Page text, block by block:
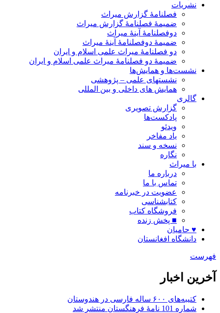
نشریات
فصلنامۀ گزارش میراث
ضمیمۀ فصلنامۀ گزارش میراث
دوفصلنامۀ آینۀ میراث
ضمیمۀ دوفصلنامۀ آینۀ میراث
دو فصلنامۀ میراث علمی اسلام و ایران
ضمیمۀ دو فصلنامۀ میراث علمی اسلام و ایران
نشست‌ها و همایش‌ها
نشستهای علمی – پژوهشی
همایش های داخلی و بین المللی
گالری
گزارش تصویری
پادکست‌ها
ویدئو
یاد مفاخر
نسخه و سند
نگاره
با میراث
درباره ما
تماس با ما
عضویت در خبرنامه
کتابشناسی
فروشگاه کتاب
■ پخش زنده
♥ حامیان
دانشگاه افغانستان
فهرست
آخرین اخبار
کتیبه‌های ۶۰۰ ساله فارسی در هندوستان
شماره 101 نامۀ فرهنگستان منتشر شد